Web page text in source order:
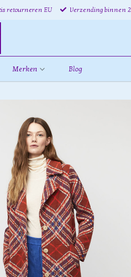
retourneren EU Verzending binnen
Merken Blog